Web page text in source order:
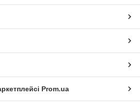
Prom.ua